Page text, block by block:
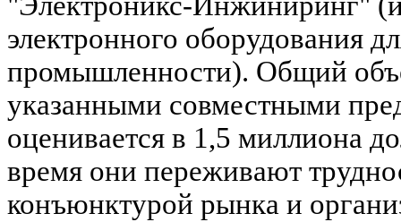
электронного оборудования
промышленности). Общий
указанными совместными
оценивается в 1,5 миллиона
время они переживают
конъюнктурой рынка и